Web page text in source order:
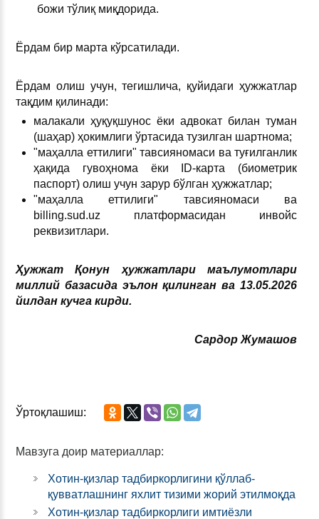
божи тўлиқ миқдорида.
Ёрдам бир марта кўрсатилади.
Ёрдам олиш учун, тегишлича, қуйидаги ҳужжатлар
тақдим қилинади:
малакали ҳуқуқшунос ёки адвокат билан туман
(шаҳар) ҳокимлиги ўртасида тузилган шартнома;
"маҳалла еттилиги" тавсияномаси ва туғилганлик
ҳақида гувоҳнома ёки ID-карта (биометрик
паспорт) олиш учун зарур бўлган ҳужжатлар;
"маҳалла еттилиги" тавсияномаси ва
billing.sud.uz платформасидан инвойс
реквизитлари.
Ҳужжат Қонун ҳужжатлари маълумотлари
миллий базасида эълон қилинган ва 13.05.2026
йилдан кучга кирди.
Сардор Жумашов
Ўртоқлашиш:
Мавзуга доир материаллар:
Хотин-қизлар тадбиркорлигини қўллаб-
қувватлашнинг яхлит тизими жорий этилмоқда
Хотин-қизлар тадбиркорлиги имтиёзли